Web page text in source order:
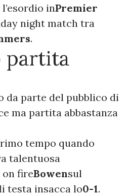
inPremier
night match tra
.
partita
da parte del pubblico di
ma partita abbastanza
tempo quando
talentuosa
fireBowensul
testa insacca lo0-1.